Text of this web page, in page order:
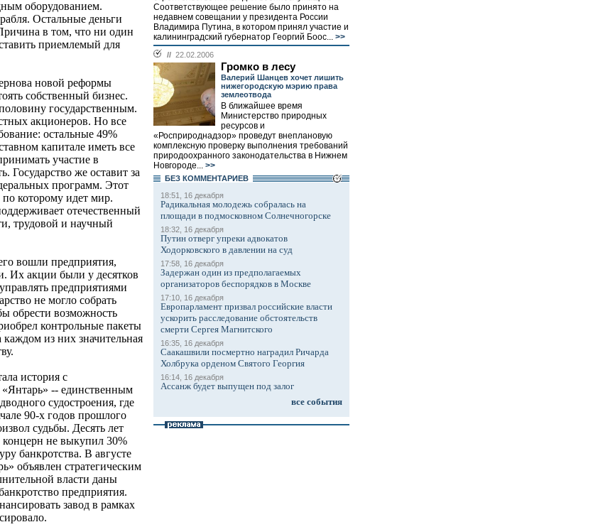
оборудованием.
Остальные деньги
в том, что ни один
приемлемый для
новой реформы
собственный бизнес.
государственным.
акционеров. Но все
остальные 49%
капитале иметь все
участие в
Государство же оставит за
программ. Этот
по которому идет мир.
отечественный
трудовой и научный
вошли предприятия,
Их акции были у десятков
предприятиями
не могло собрать
обрести возможность
контрольные пакеты
из них значительная
история с
-- единственным
судостроения, где
90-х годов прошлого
судьбы. Десять лет
не выкупил 30%
банкротства. В августе
объявлен стратегическим
власти даны
предприятия.
завод в рамках
Соответствующее решение было принято на
недавнем совещании у президента России
Владимира Путина, в котором принял участие и
калининградский губернатор Георгий Боос... >>
// 22.02.2006
Громко в лесу
Валерий Шанцев хочет лишить
нижегородскую мэрию права
землеотвода
В ближайшее время
Министерство природных
ресурсов и
«Росприроднадзор» проведут внеплановую
комплексную проверку выполнения требований
природоохранного законодательства в Нижнем
Новгороде... >>
БЕЗ КОМMЕНТАРИЕВ
18:51, 16 декабря
Радикальная молодежь собралась на
площади в подмосковном Солнечногорске
18:32, 16 декабря
Путин отверг упреки адвокатов
Ходорковского в давлении на суд
17:58, 16 декабря
Задержан один из предполагаемых
организаторов беспорядков в Москве
17:10, 16 декабря
Европарламент призвал российские власти
ускорить расследование обстоятельств
смерти Сергея Магнитского
16:35, 16 декабря
Саакашвили посмертно наградил Ричарда
Холбрука орденом Святого Георгия
16:14, 16 декабря
Ассанж будет выпущен под залог
все события